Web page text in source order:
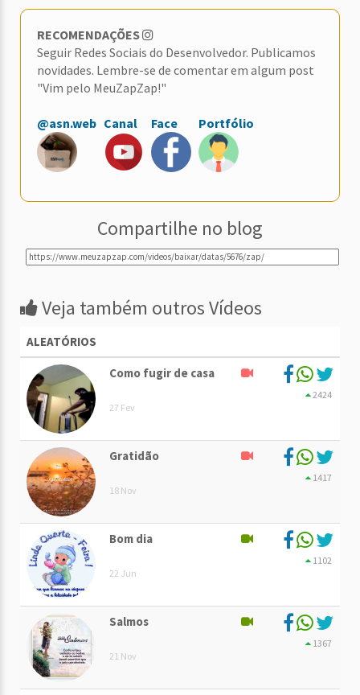
RECOMENDAÇÕES
Seguir Redes Sociais do Desenvolvedor. Publicamos
novidades. Lembre-se de comentar em algum post
"Vim pelo MeuZapZap!"
@asn.web Canal Face Portfólio
Compartilhe no blog
Veja também outros Vídeos
ALEATÓRIOS
Como fugir de casa
27 Fev
2424
Gratidão
18 Nov
1417
Bom dia
22 Jun
1102
Salmos
21 Nov
1367